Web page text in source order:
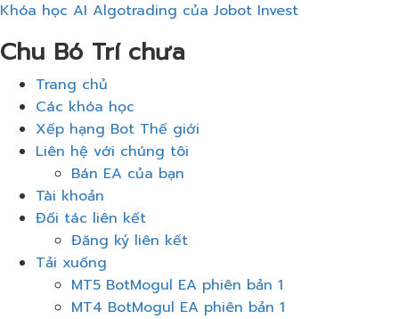
Khóa học AI Algotrading của Jobot Invest
Chu Bó Trí chưa
Thực
đơn
Trang chủ
Các khóa học
Xếp hạng Bot Thế giới
Liên hệ với chúng tôi
Bán EA của bạn
Tài khoản
Đối tác liên kết
Đăng ký liên kết
Tải xuống
MT5 BotMogul EA phiên bản 1
MT4 BotMogul EA phiên bản 1